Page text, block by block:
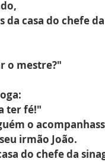
casa do chefe
o mestre?"
ter fé!"
o
irmão João.
do chefe da